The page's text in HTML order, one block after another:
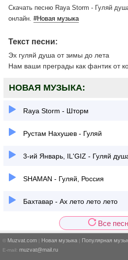
Скачать песню Raya Storm - Гуляй
онлайн. #Новая музыка
Текст песни:
Эх гуляй душа от зимы до лета
Нам ваши преграды как фантик от
НОВАЯ МУЗЫКА:
Raya Storm - Шторм
Рустам Нахушев - Гуляй
3-ий Январь, IL'GIZ - Гуляй
SHAMAN - Гуляй, Россия
Бахтавар - Ах лето лето лето
Все
© Muzvat.com | Новая музыка | Популярная
E-mail: muzvat@mail.ru